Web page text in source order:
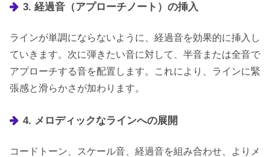
3. 経過音（アプローチノート）の挿入
ラインが単調にならないように、経過音を効果的に挿入し
ていきます。次に弾きたい音に対して、半音または全音で
アプローチする音を配置します。これにより、ラインに緊
張感と滑らかさが加わります。
4. メロディックなラインへの展開
コードトーン、スケール音、経過音を組み合わせ、よりメ